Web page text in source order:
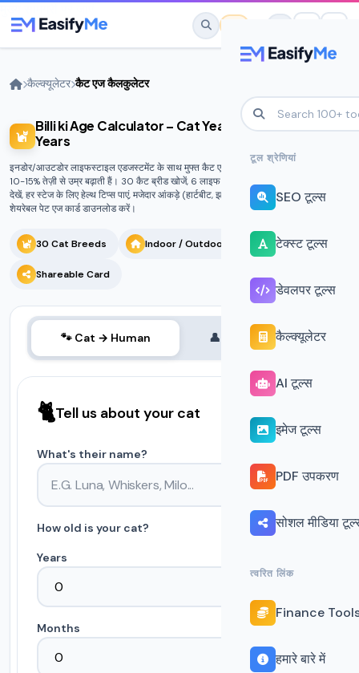
Star any tool to save it here for quick
access.
टूल श्रेणियां
SEO टूल्स
टेक्स्ट टूल्स
डेवलपर टूल्स
कैल्‍क्‍यूलेटर
AI टूल्स
इमेज टूल्स
PDF उपकरण
सोशल मीडिया
त्वरित लिंक
Finance
हमारे बारे में
कैल्‍क्‍यूलेटर कैट एज कैलकुलेटर
Billi ki Age Calculator – Cat Years to Human
Years
इनडोर/आउटडोर लाइफस्टाइल एडजस्टमेंट के साथ मुफ्त कैट एज कैलकुलेटर। आउटडोर बिल्लियां
10-15% तेज़ी से उम्र बढ़ाती हैं। 30 कैट ब्रीड खोजें, 6 लाइफ स्टेज (किटन से जेरियाट्रिक तक)
देखें, हर स्टेज के लिए हेल्थ टिप्स पाएं, मजेदार आंकड़े (हार्टबीट, झपकी, पररिंग सेशन) देखें और एक
शेयरेबल पेट एज कार्ड डाउनलोड करें।
30 Cat Breeds Indoor / Outdoor Health Guide
Shareable Card
🐾 Cat → Human 👤 Human → Cat
🐈Tell us about your cat
What's their name?
How old is your cat?
Years
Months